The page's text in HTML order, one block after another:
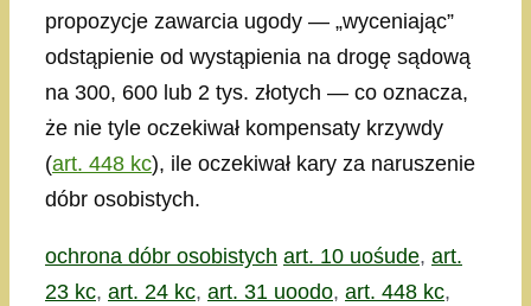
propozycje zawarcia ugody — „wyceniając”
odstąpienie od wystąpienia na drogę sądową
na 300, 600 lub 2 tys. złotych — co oznacza,
że nie tyle oczekiwał kompensaty krzywdy
(art. 448 kc), ile oczekiwał kary za naruszenie
dóbr osobistych.
Kategorie
ochrona dóbr osobistych Tagi
art. 10 uośude, art.
23 kc, art. 24 kc, art. 31 uoodo, art. 448 kc,